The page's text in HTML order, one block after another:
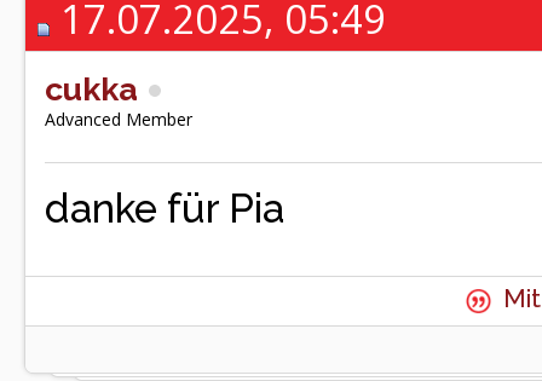
17.07.2025, 05:49
cukka
Advanced Member
danke für Pia